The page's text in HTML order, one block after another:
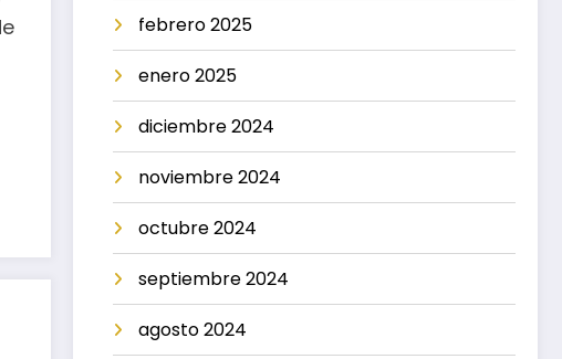
febrero 2025
enero 2025
diciembre 2024
noviembre 2024
octubre 2024
septiembre 2024
agosto 2024